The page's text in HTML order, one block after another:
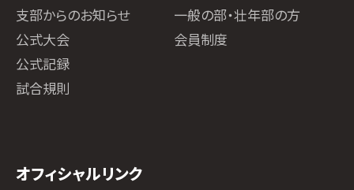
支部からのお知らせ
公式大会
公式記録
試合規則
一般の部・壮年部の方
会員制度
オフィシャルリンク